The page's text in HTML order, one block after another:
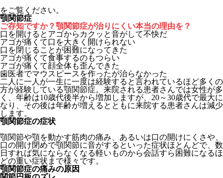
をご覧ください。
顎関節症
ご存知ですか？顎関節症が治りにくい本当の理由を？
口を開けるとアゴからカクッと音がして不快だ
アゴが痛くて口を大きく開けられない
口を閉じることが困難になってきた
アゴが痛くて食事するのもつらい
アゴが痛くて顔全体も歪んできた
歯医者でマウスピースを作ったが治らなかった
二人に一人が一生に一度は経験すると言われているほど多くの
方が経験している顎関節症。来院される患者さんでは女性が多
く、年齢は10歳代後半から増加しますが、20～30歳代で最大に
なり、その後は年齢が増えるとともに来院する患者さんは減少
します。
顎関節症の症状
顎関節や顎を動かす筋肉の痛み、あるいは口の開けにくさや、
口の開け閉めで顎関節に音がするといった症状ほとんどで、数
日すれば気にならなくなる軽いものから会話すら困難になるほ
どの重い症状まで様々です。
顎関節症の痛みの原因